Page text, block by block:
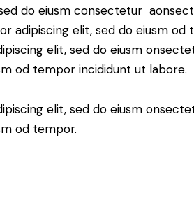
do eiusm consectetur
adipiscing elit, sed do eiusm od
elit, sed do eiusm
od tempor incididunt ut labore.
elit, sed do eiusm
od tempor.